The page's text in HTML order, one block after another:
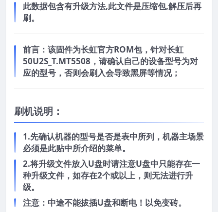
此数据包含有升级方法,此文件是压缩包,解压后再
刷。
前言： 该固件为长虹官方ROM包，针对长虹
50U2S_T.MT5508，请确认自己的设备型号为对
应的型号，否则会刷入会导致黑屏等情况；
刷机说明：
1.先确认机器的型号是否是表中所列，机器主场景
必须是此贴中所介绍的菜单。
2.将升级文件放入U盘时请注意U盘中只能存在一
种升级文件，如存在2个或以上，则无法进行升
级。
注意：中途不能拔插U盘和断电！以免变砖。